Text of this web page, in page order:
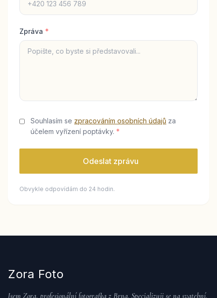
Zpráva *
Souhlasím se zpracováním osobních údajů za
účelem vyřízení poptávky.*
Odeslat zprávu
Obvykle odpovídám do 24 hodin.
Zora Foto
Jsem Zora, profesionální fotografka z Brna. Specializuji se na svatební,